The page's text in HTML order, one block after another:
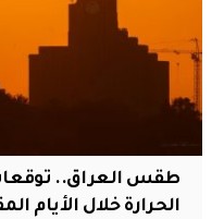
طقس العراق.. توقعات
الحرارة خلال الأيام